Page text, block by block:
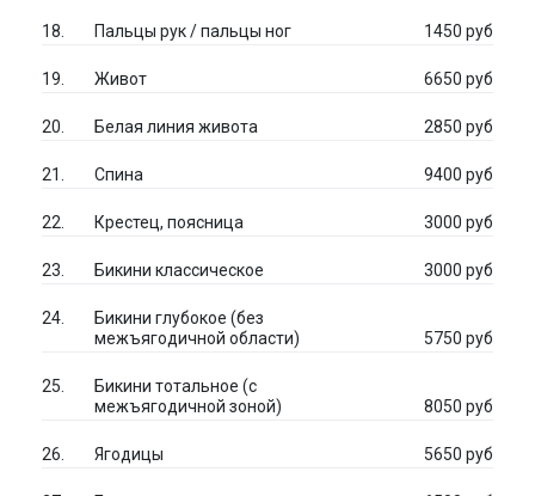
Пальцы рук / пальцы ног 1450 руб
Живот 6650 руб
Белая линия живота 2850 руб
Спина 9400 руб
Крестец, поясница 3000 руб
Бикини классическое 3000 руб
Бикини глубокое (без
межъягодичной области)
5750 руб
Бикини тотальное (с
межъягодичной зоной)
8050 руб
Ягодицы 5650 руб